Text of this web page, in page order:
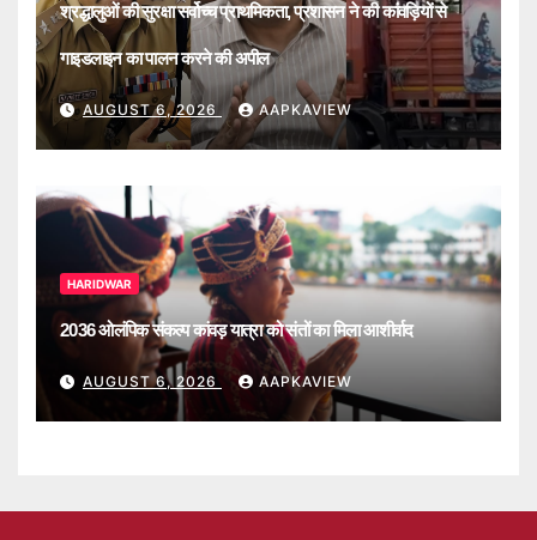
श्रद्धालुओं की सुरक्षा सर्वोच्च प्राथमिकता, प्रशासन ने की कांवड़ियों से
गाइडलाइन का पालन करने की अपील
AUGUST 6, 2026 AAPKAVIEW
HARIDWAR
2036 ओलंपिक संकल्प कांवड़ यात्रा को संतों का मिला आशीर्वाद
AUGUST 6, 2026 AAPKAVIEW